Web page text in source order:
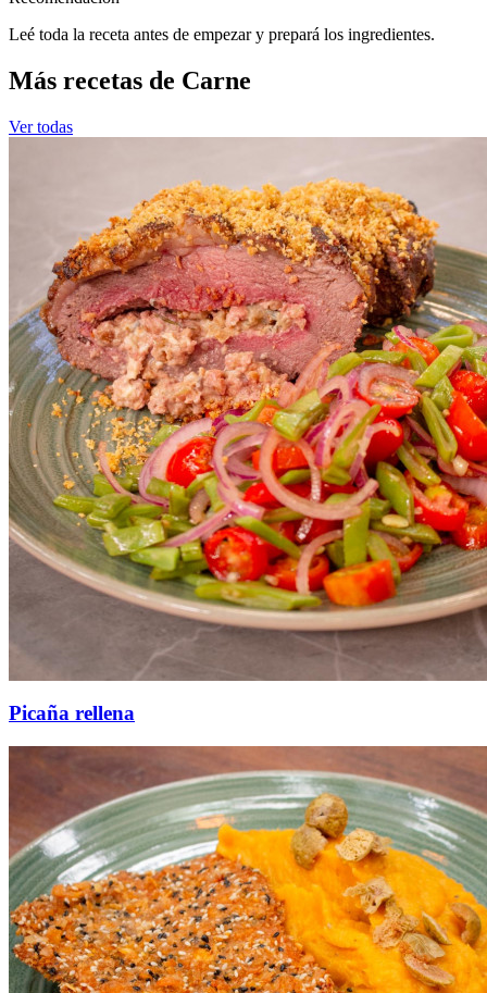
Leé toda la receta antes de empezar y prepará los ingredientes.
Más recetas de Carne
Ver todas
Picaña rellena